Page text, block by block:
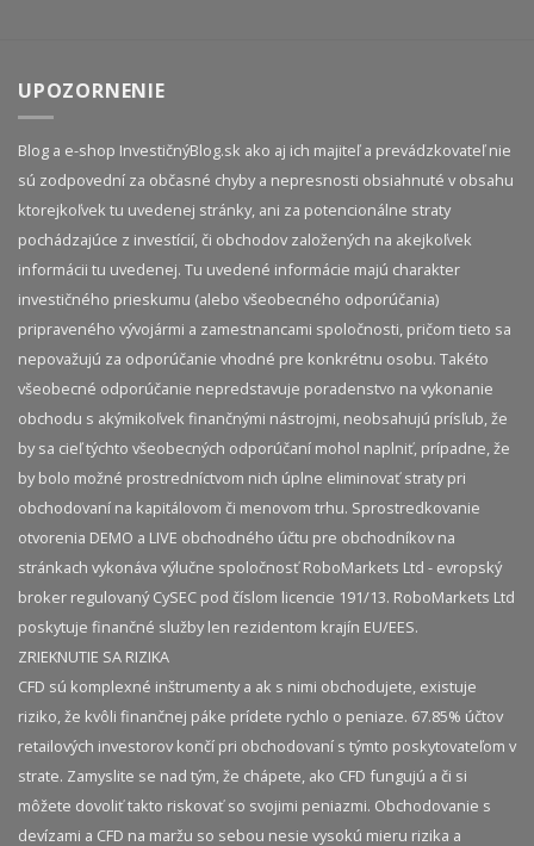
UPOZORNENIE
Blog a e-shop InvestičnýBlog.sk ako aj ich majiteľ a prevádzkovateľ nie
sú zodpovední za občasné chyby a nepresnosti obsiahnuté v obsahu
ktorejkoľvek tu uvedenej stránky, ani za potencionálne straty
pochádzajúce z investícií, či obchodov založených na akejkoľvek
informácii tu uvedenej. Tu uvedené informácie majú charakter
investičného prieskumu (alebo všeobecného odporúčania)
pripraveného vývojármi a zamestnancami spoločnosti, pričom tieto sa
nepovažujú za odporúčanie vhodné pre konkrétnu osobu. Takéto
všeobecné odporúčanie nepredstavuje poradenstvo na vykonanie
obchodu s akýmikoľvek finančnými nástrojmi, neobsahujú prísľub, že
by sa cieľ týchto všeobecných odporúčaní mohol naplniť, prípadne, že
by bolo možné prostredníctvom nich úplne eliminovať straty pri
obchodovaní na kapitálovom či menovom trhu. Sprostredkovanie
otvorenia DEMO a LIVE obchodného účtu pre obchodníkov na
stránkach vykonáva výlučne spoločnosť RoboMarkets Ltd - evropský
broker regulovaný CySEC pod číslom licencie 191/13. RoboMarkets Ltd
poskytuje finančné služby len rezidentom krajín EU/EES.
ZRIEKNUTIE SA RIZIKA
CFD sú komplexné inštrumenty a ak s nimi obchodujete, existuje
riziko, že kvôli finančnej páke prídete rychlo o peniaze. 67.85% účtov
retailových investorov končí pri obchodovaní s týmto poskytovateľom v
strate. Zamyslite se nad tým, že chápete, ako CFD fungujú a či si
môžete dovoliť takto riskovať so svojimi peniazmi. Obchodovanie s
devízami a CFD na maržu so sebou nesie vysokú mieru rizika a